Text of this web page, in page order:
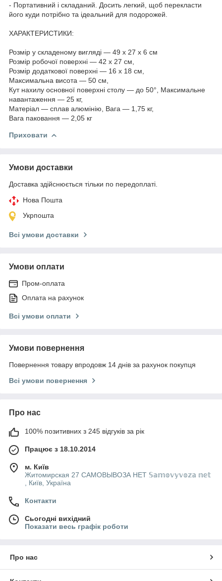
- Портативний і складаний. Досить легкий, щоб перекласти
його куди потрібно та ідеальний для подорожей.
ХАРАКТЕРИСТИКИ:
Розмір у складеному вигляді — 49 х 27 х 6 см
Розмір робочої поверхні — 42 х 27 см,
Розмір додаткової поверхні — 16 х 18 см,
Максимальна висота — 50 см,
Кут нахилу основної поверхні столу — до 50°, Максимальне
навантаження — 25 кг,
Матеріал — сплав алюмінію, Вага — 1,75 кг,
Вага паковання — 2,05 кг
Приховати
Умови доставки
Доставка здійснюється тільки по передоплаті.
Нова Пошта
Укрпошта
Всі умови доставки
Умови оплати
Пром-оплата
Оплата на рахунок
Всі умови оплати
Умови повернення
Повернення товару впродовж 14 днів за рахунок покупця
Всі умови повернення
Про нас
100% позитивних з 245 відгуків за рік
Працює з 18.10.2014
м. Київ
Житомирская 27 САМОВЫВОЗА НЕТ 𝕊𝕒𝕞𝕠𝕧𝕪𝕧𝕠𝕫𝕒 𝕟𝕖𝕥
, Київ, Україна
Контакти
Сьогодні вихідний
Показати весь графік роботи
Про нас